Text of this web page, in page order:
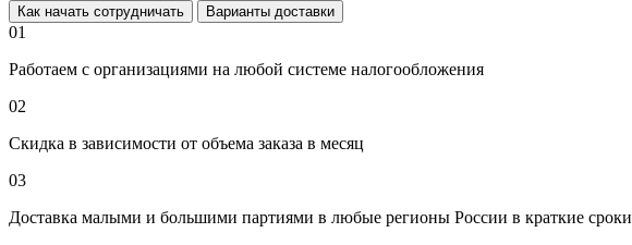
Как начать сотрудничать Варианты доставки
01
Работаем с организациями на любой системе налогообложения
02
Скидка в зависимости от объема заказа в месяц
03
Доставка малыми и большими партиями в любые регионы России в краткие сроки